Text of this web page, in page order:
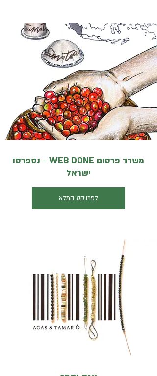
משרד פרסום WEB DONE - נספרסו
ישראל
לפרויקט המלא